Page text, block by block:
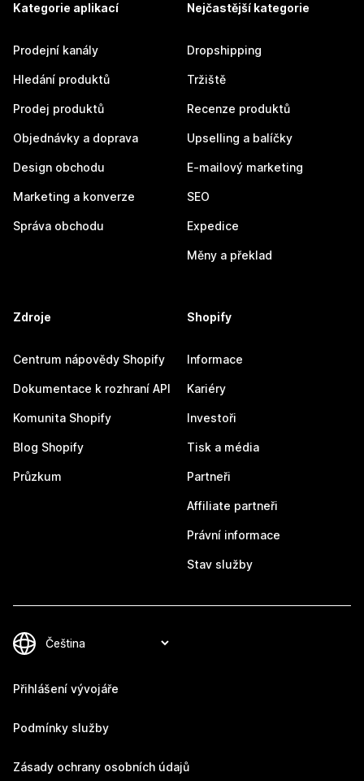
Kategorie aplikací
Prodejní kanály
Hledání produktů
Prodej produktů
Objednávky a doprava
Design obchodu
Marketing a konverze
Správa obchodu
Nejčastější kategorie
Dropshipping
Tržiště
Recenze produktů
Upselling a balíčky
E-mailový marketing
SEO
Expedice
Měny a překlad
Zdroje
Centrum nápovědy Shopify
Dokumentace k rozhraní API
Komunita Shopify
Blog Shopify
Průzkum
Shopify
Informace
Kariéry
Investoři
Tisk a média
Partneři
Affiliate partneři
Právní informace
Stav služby
Přihlášení vývojáře
Podmínky služby
Zásady ochrany osobních údajů